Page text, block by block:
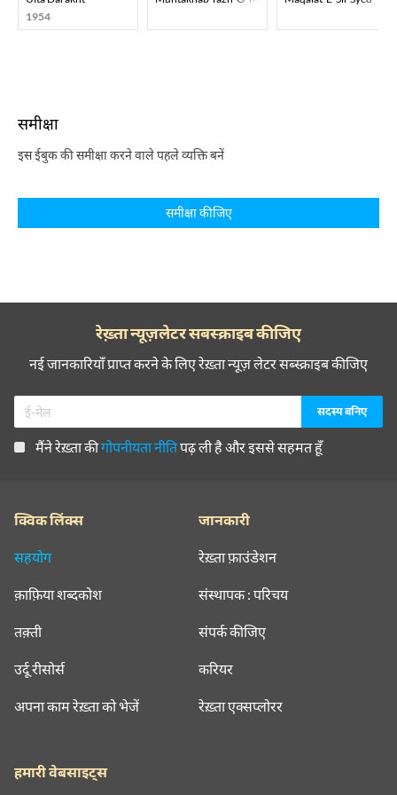
1954
समीक्षा
इस ईबुक की समीक्षा करने वाले पहले व्यक्ति बनें
समीक्षा कीजिए
रेख़्ता न्यूज़लेटर सबस्क्राइब कीजिए
नई जानकारियाँ प्राप्त करने के लिए रेख़्ता न्यूज़ लेटर सब्स्क्राइब कीजिए
मैंने रेख़्ता कीगोपनीयता नीतिपढ़ ली है और इससे सहमत हूँ
क्विक लिंक्स
सहयोग
क़ाफ़िया शब्दकोश
तक़्ती
उर्दू रीसोर्स
अपना काम रेख़्ता को भेजें
जानकारी
रेख़्ता फ़ाउंडेशन
संस्थापक : परिचय
संपर्क कीजिए
करियर
रेख़्ता एक्सप्लोरर
हमारी वेबसाइट्स